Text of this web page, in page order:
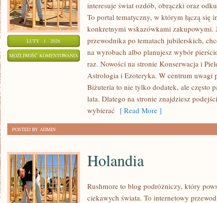
LUTY - 1 - 2026
MOŻLIWOŚĆ KOMENTOWANIA TRENDY
BIŻUTERII
interesuje świat ozdób, obrączki oraz
To portal tematyczny, w którym łączą się
konkretnymi wskazówkami zakupowymi.
przewodnika po tematach jubilerskich,
na wyrobach albo planujesz wybór
raz. Nowości na stronie Konserwacja i
Astrologia i Ezoteryka. W centrum uwagi
Biżuteria to nie tylko dodatek, ale często
lata. Dlatego na stronie znajdziesz
wybierać [ Read More ]
POSTED BY ADMIN
Holandia
Rushmore to blog podróżniczy, który
ciekawych świata. To internetowy